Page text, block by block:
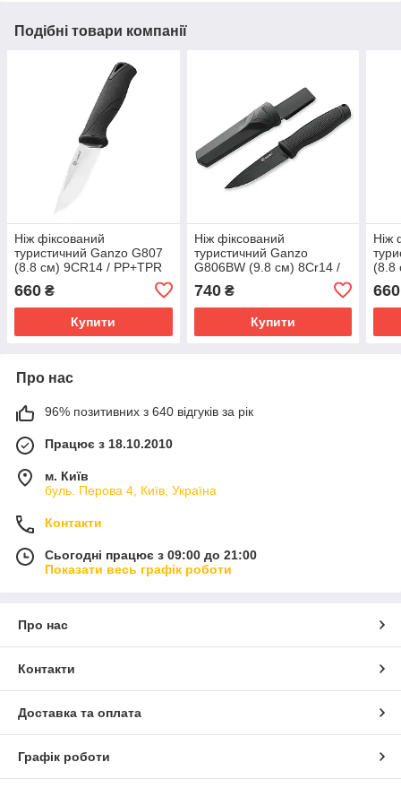
Подібні товари компанії
Ніж фіксований
туристичний Ganzo G807
(8.8 см) 9CR14 / PP+TPR
660 ₴
Купити
Ніж фіксований
туристичний Ganzo
G806BW (9.8 см) 8Cr14 /
PP+TPR чорний з чохлом
740₴
Купити
Ніж
(8.8
660
Про нас
96% позитивних з 640 відгуків за рік
Працює з 18.10.2010
м. Київ
буль. Перова 4, Київ, Україна
Контакти
Сьогодні працює з 09:00 до 21:00
Показати весь графік роботи
Про нас
Контакти
Доставка та оплата
Графік роботи